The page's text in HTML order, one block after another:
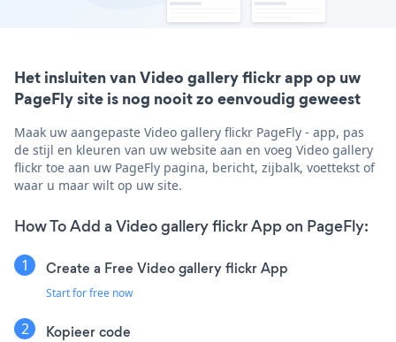
Het insluiten van Video gallery flickr app op uw
PageFly site is nog nooit zo eenvoudig geweest
Maak uw aangepaste Video gallery flickr PageFly - app, pas
de stijl en kleuren van uw website aan en voeg Video gallery
flickr toe aan uw PageFly pagina, bericht, zijbalk, voettekst of
waar u maar wilt op uw site.
How To Add a Video gallery flickr App on PageFly:
Create a Free Video gallery flickr App
Start for free now
Kopieer code